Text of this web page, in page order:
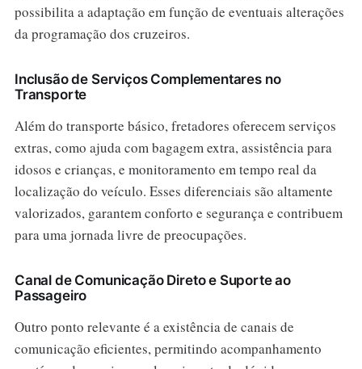
possibilita a adaptação em função de eventuais alterações
da programação dos cruzeiros.
Inclusão de Serviços Complementares no
Transporte
Além do transporte básico, fretadores oferecem serviços
extras, como ajuda com bagagem extra, assistência para
idosos e crianças, e monitoramento em tempo real da
localização do veículo. Esses diferenciais são altamente
valorizados, garantem conforto e segurança e contribuem
para uma jornada livre de preocupações.
Canal de Comunicação Direto e Suporte ao
Passageiro
Outro ponto relevante é a existência de canais de
comunicação eficientes, permitindo acompanhamento